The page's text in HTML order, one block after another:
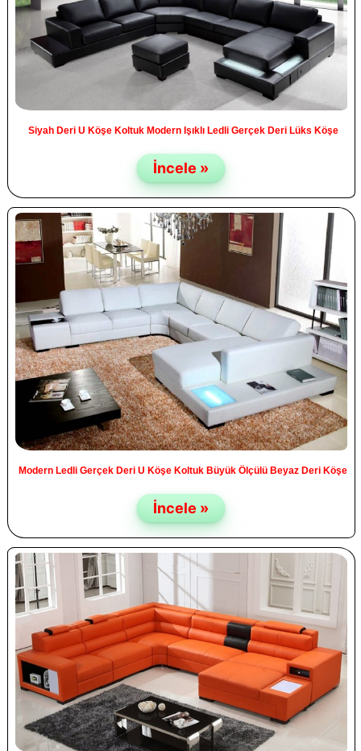
Siyah Deri U Köşe Koltuk Modern Işıklı Ledli Gerçek Deri Lüks Köşe
İncele »
Modern Ledli Gerçek Deri U Köşe Koltuk Büyük Ölçülü Beyaz Deri Köşe
İncele »